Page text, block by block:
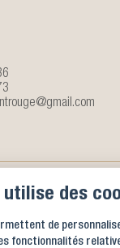
XIXème entouré
réception et ses
utilise des
de
fonctionnalités